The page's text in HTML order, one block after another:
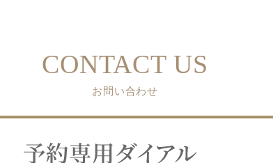
CONTACT US
お問い合わせ